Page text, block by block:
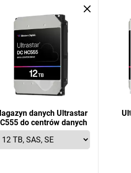
danych Ultrastar
do centrów danych